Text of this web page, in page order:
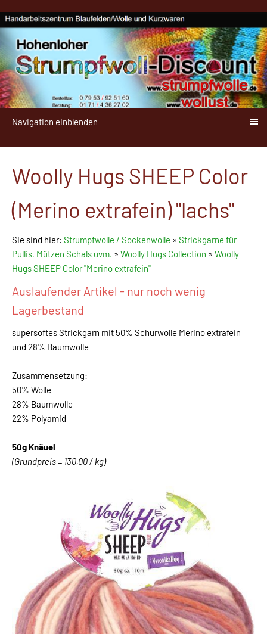
Navigation einblenden
Woolly Hugs SHEEP Color
(Merino extrafein) "lachs"
Sie sind hier: Strumpfwolle / Sockenwolle » Strickgarne für
Pullis, Mützen Schals uvm. » Woolly Hugs Collection » Woolly
Hugs SHEEP Color "Merino extrafein"
Auslaufender Artikel - nur noch wenig
Lagerbestand
supersoftes Strickgarn mit 50% Schurwolle Merino extrafein
und 28% Baumwolle
Zusammensetzung:
50% Wolle
28% Baumwolle
22% Polyamid
50g Knäuel
(Grundpreis = 130,00 / kg)